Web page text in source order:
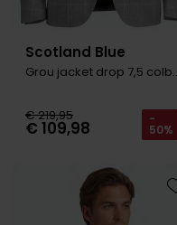
Scotland Blue
Grou
€ 219,95
€ 109,98 -
50%